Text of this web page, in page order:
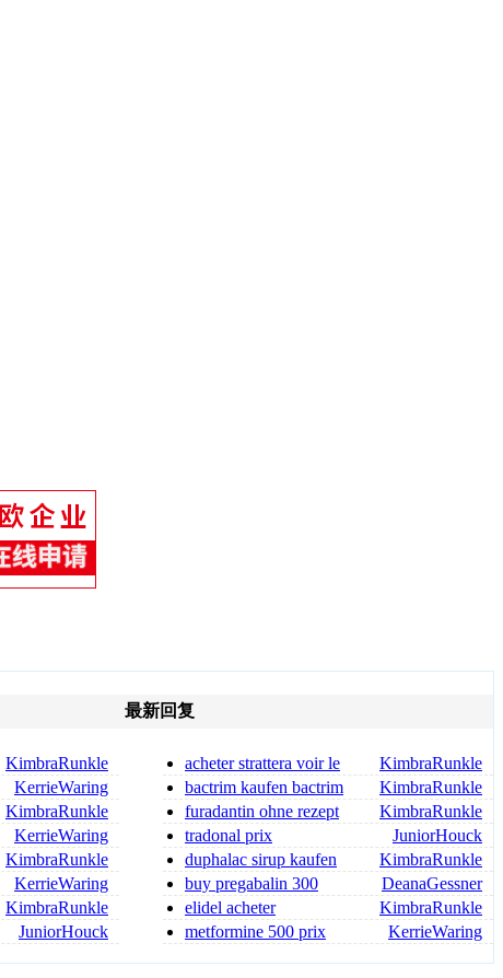
KimbraRunkle
KerrieWaring
KimbraRunkle
KerrieWaring
KimbraRunkle
KerrieWaring
KimbraRunkle
JuniorHouck
最新回复
KimbraRunkle
acheter strattera voir le
site
KimbraRunkle
bactrim kaufen bactrim
forte ohne rezept
KimbraRunkle
furadantin ohne rezept
furadantin kaufen ohne reze
JuniorHouck
tradonal prix
KimbraRunkle
duphalac sirup kaufen
duphalac rezeptfrei
DeanaGessner
buy pregabalin 300
online pregabalin 300 mg for saKimbraRunkle
elidel acheter
KerrieWaring
metformine 500 prix